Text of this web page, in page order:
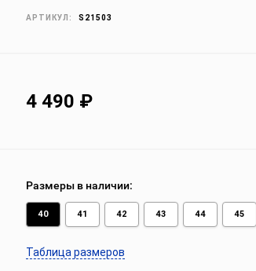
АРТИКУЛ: S21503
4 490 ₽
Размеры в наличии:
40 41 42 43 44 45
Таблица размеров